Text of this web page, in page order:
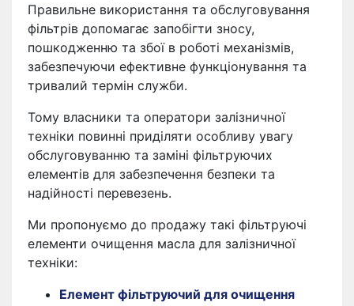
Правильне використання та обслуговування
фільтрів допомагає запобігти зносу,
пошкодженню та збої в роботі механізмів,
забезпечуючи ефективне функціонування та
тривалий термін служби.
Тому власники та оператори залізничної
техніки повинні приділяти особливу увагу
обслуговуванню та заміні фільтруючих
елементів для забезпечення безпеки та
надійності перевезень.
Ми пропонуємо до продажу такі фільтруючі
елементи очищення масла для залізничної
техніки:
Елемент фільтруючий для очищення